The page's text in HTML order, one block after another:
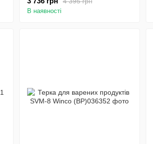
В наявності